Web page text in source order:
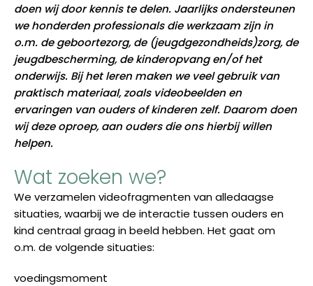
doen wij door kennis te delen. Jaarlijks ondersteunen
we honderden professionals die werkzaam zijn in
o.m. de geboortezorg, de (jeugdgezondheids)zorg, de
jeugdbescherming, de kinderopvang en/of het
onderwijs. Bij het leren maken we veel gebruik van
praktisch materiaal, zoals videobeelden en
ervaringen van ouders of kinderen zelf. Daarom doen
wij deze oproep, aan ouders die ons hierbij willen
helpen.
Wat zoeken we?
We verzamelen videofragmenten van alledaagse
situaties, waarbij we de interactie tussen ouders en
kind centraal graag in beeld hebben. Het gaat om
o.m. de volgende situaties:
voedingsmoment